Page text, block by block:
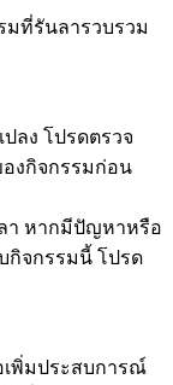
มที่รันลารวบรวม
ลง โปรดตรวจ
งกิจกรรมก่อน
า หากมีปัญหาหรือ
กิจกรรมนี้ โปรด
พิ่มประสบการณ์